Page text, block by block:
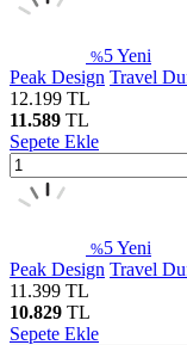
%5Yeni
Peak Design Travel
12.199 TL
11.589 TL
Sepete Ekle
%5Yeni
Peak Design Travel
11.399 TL
10.829 TL
Sepete Ekle